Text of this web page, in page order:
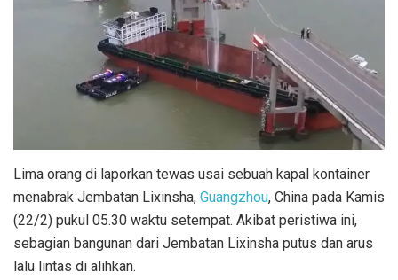
Lima orang di laporkan tewas usai sebuah kapal kontainer
menabrak Jembatan Lixinsha, Guangzhou, China pada Kamis
(22/2) pukul 05.30 waktu setempat. Akibat peristiwa ini,
sebagian bangunan dari Jembatan Lixinsha putus dan arus
lalu lintas di alihkan.